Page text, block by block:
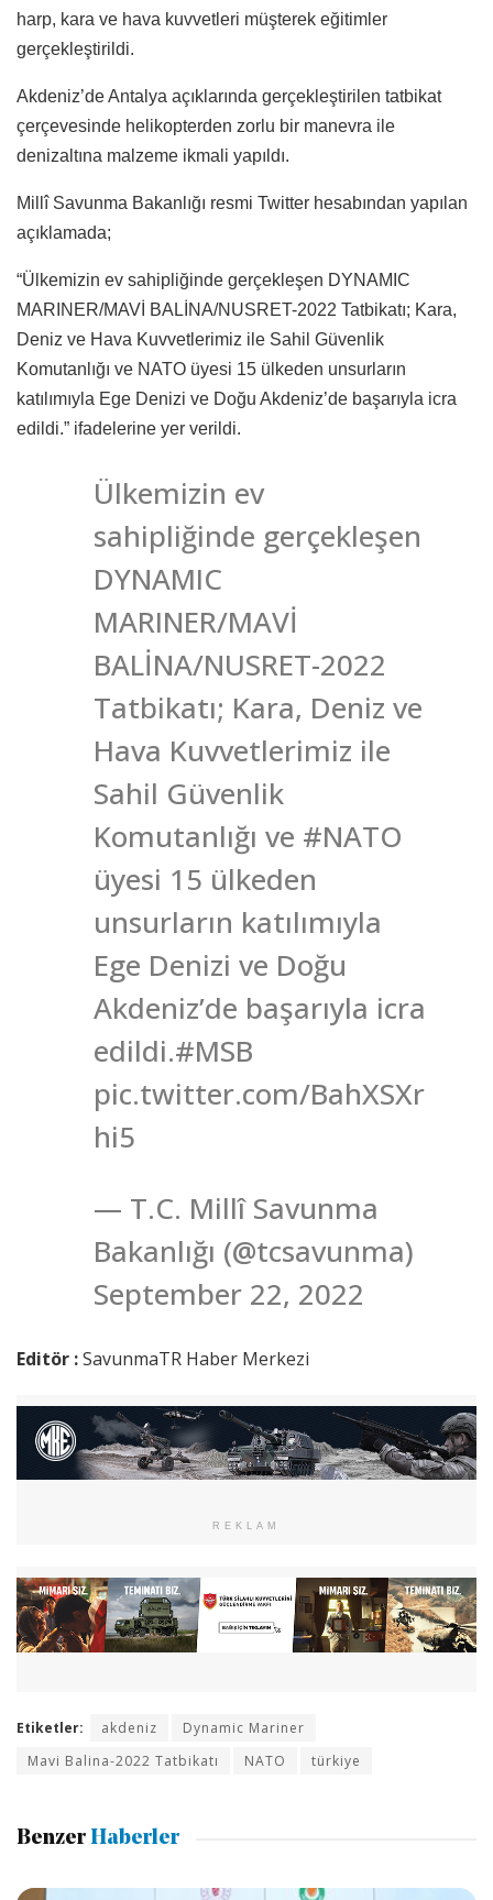
harp, kara ve hava kuvvetleri müşterek eğitimler
gerçekleştirildi.
Akdeniz’de Antalya açıklarında gerçekleştirilen tatbikat
çerçevesinde helikopterden zorlu bir manevra ile
denizaltına malzeme ikmali yapıldı.
Millî Savunma Bakanlığı resmi Twitter hesabından yapılan
açıklamada;
“Ülkemizin ev sahipliğinde gerçekleşen DYNAMIC
MARINER/MAVİ BALİNA/NUSRET-2022 Tatbikatı; Kara,
Deniz ve Hava Kuvvetlerimiz ile Sahil Güvenlik
Komutanlığı ve NATO üyesi 15 ülkeden unsurların
katılımıyla Ege Denizi ve Doğu Akdeniz’de başarıyla icra
edildi.” ifadelerine yer verildi.
Ülkemizin ev
sahipliğinde gerçekleşen
DYNAMIC
MARINER/MAVİ
BALİNA/NUSRET-2022
Tatbikatı; Kara, Deniz ve
Hava Kuvvetlerimiz ile
Sahil Güvenlik
Komutanlığı ve #NATO
üyesi 15 ülkeden
unsurların katılımıyla
Ege Denizi ve Doğu
Akdeniz’de başarıyla icra
edildi.#MSB
pic.twitter.com/BahXSXr
hi5
— T.C. Millî Savunma
Bakanlığı (@tcsavunma)
September 22, 2022
Editör :SavunmaTR Haber Merkezi
REKLAM
Etiketler: akdeniz
Dynamic Mariner
Mavi Balina-2022 Tatbikatı
NATO türkiye
Benzer Haberler